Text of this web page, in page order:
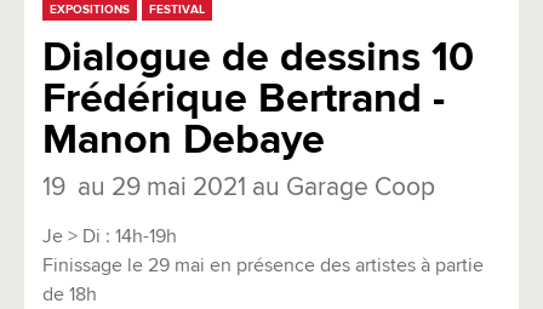
EXPOSITIONS FESTIVAL
Dialogue de dessins 10
Frédérique Bertrand -
Manon Debaye
19 au 29 mai 2021 au Garage Coop
Je > Di : 14h-19h
Finissage le 29 mai en présence des artistes à partie
de 18h